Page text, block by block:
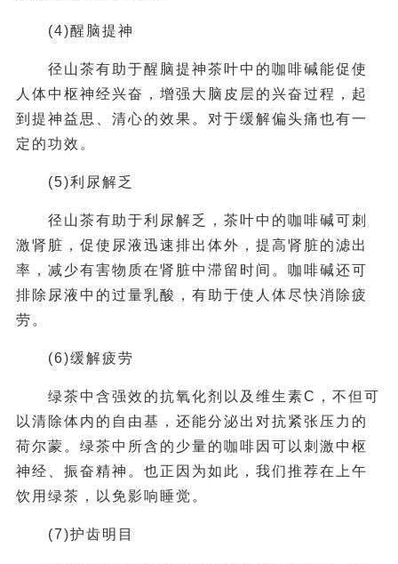
(4)醒脑提神
径山茶有助于醒脑提神茶叶中的咖啡碱能促使
人体中枢神经兴奋，增强大脑皮层的兴奋过程，起
到提神益思、清心的效果。对于缓解偏头痛也有一
定的功效。
(5)利尿解乏
径山茶有助于利尿解乏，茶叶中的咖啡碱可刺
激肾脏，促使尿液迅速排出体外，提高肾脏的滤出
率，减少有害物质在肾脏中滞留时间。咖啡碱还可
排除尿液中的过量乳酸，有助于使人体尽快消除疲
劳。
(6)缓解疲劳
绿茶中含强效的抗氧化剂以及维生素C，不但可
以清除体内的自由基，还能分泌出对抗紧张压力的
荷尔蒙。绿茶中所含的少量的咖啡因可以刺激中枢
神经、振奋精神。也正因为如此，我们推荐在上午
饮用绿茶，以免影响睡觉。
(7)护齿明目